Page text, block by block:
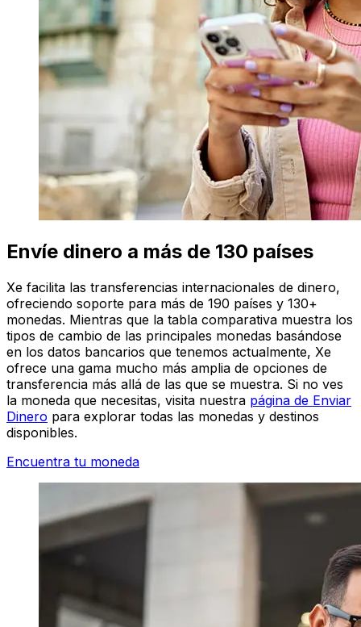
Envíe dinero a más de 130 países
Xe facilita las transferencias internacionales de dinero,
ofreciendo soporte para más de 190 países y 130+
monedas. Mientras que la tabla comparativa muestra los
tipos de cambio de las principales monedas basándose
en los datos bancarios que tenemos actualmente, Xe
ofrece una gama mucho más amplia de opciones de
transferencia más allá de las que se muestra. Si no ves
la moneda que necesitas, visita nuestra página de Enviar
Dinero para explorar todas las monedas y destinos
disponibles.
Encuentra tu moneda